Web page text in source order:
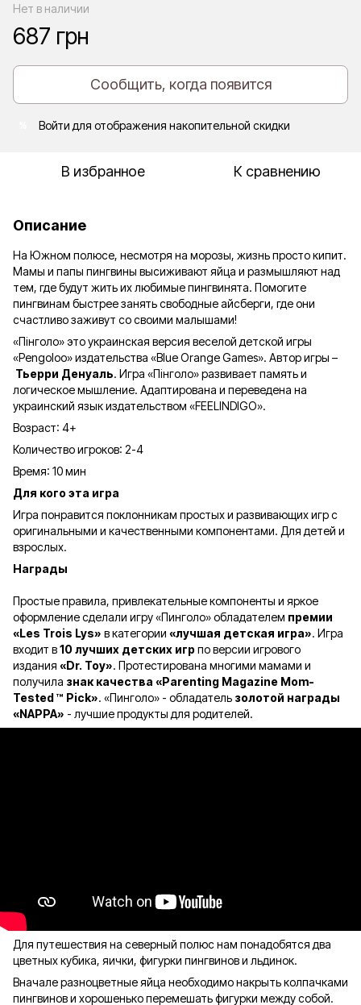
Нет в наличии
687 грн
Сообщить, когда появится
Войти для отображения накопительной скидки
В избранное К сравнению
Описание
На Южном полюсе, несмотря на морозы, жизнь просто кипит.
Мамы и папы пингвины высиживают яйца и размышляют над
тем, где будут жить их любимые пингвинята. Помогите
пингвинам быстрее занять свободные айсберги, где они
счастливо заживут со своими малышами!
«Пінголо» это украинская версия веселой детской игры
«Pengoloo» издательства «Blue Orange Games». Автор игры –
Тьерри Денуаль. Игра «Пінголо» развивает память и
логическое мышление. Адаптирована и переведена на
украинский язык издательством «FEELINDIGO».
Возраст: 4+
Количество игроков: 2-4
Время: 10 мин
Для кого эта игра
Игра понравится поклонникам простых и развивающих игр с
оригинальными и качественными компонентами. Для детей и
взрослых.
Награды
Простые правила, привлекательные компоненты и яркое
оформление сделали игру «Пинголо» обладателем премии
«Les Trois Lys» в категории «лучшая детская игра». Игра
входит в10 лучших детских игрпо версии игрового
издания «Dr. Toy». Протестирована многими мамами и
получила знак качества «Parenting Magazine Mom-
Tested ™ Pick». «Пинголо» - обладатель золотой награды
«NAPPA» - лучшие продукты для родителей.
Для путешествия на северный полюс нам понадобятся два
цветных кубика, яички, фигурки пингвинов и льдинок.
Вначале разноцветные яйца необходимо накрыть колпачками
пингвинов и хорошенько перемешать фигурки между собой.